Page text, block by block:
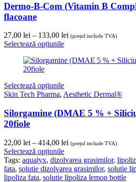
Dermo-B-Com (Vitamin B
flacoane
27,00 lei – 133,00 lei Interval
27,00 lei
(prețul include TVA)
Selectează opțiunile
Selectează opțiunile
Skin Tech Pharma, Aesthetic Dermal®
Silorgamine (DMAE 5 % +
20fiole
22,00 lei – 414,00 lei Interval
prețuri:
22,00 lei
până
(prețul include TVA)
Selectează opțiunile
Tags: aqualyx, dizolvarea grasimilor,
fata, solutie dizolvarea grasimilor, solutie
lipoliza fata, solutie lipoliza lemon bottle